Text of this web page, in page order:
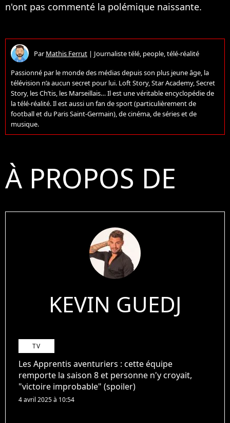
n'ont pas commenté la polémique naissante.
ParMathis Ferrut | Journaliste télé, people, télé-réalité
Passionné par le monde des médias depuis son plus jeune âge, la
télévision n’a aucun secret pour lui. Loft Story, Star Academy, Secret
Story, les Ch’tis, les Marseillais… Il est une véritable encyclopédie de
la télé-réalité. Il est aussi un fan de sport (particulièrement de
football et du Paris Saint-Germain), de cinéma, de séries et de
musique.
À PROPOS DE
KEVIN GUEDJ
TV
Les Apprentis aventuriers : cette équipe
remporte la saison 8 et personne n'y croyait,
"victoire improbable" (spoiler)
4 avril 2025 à 10:54